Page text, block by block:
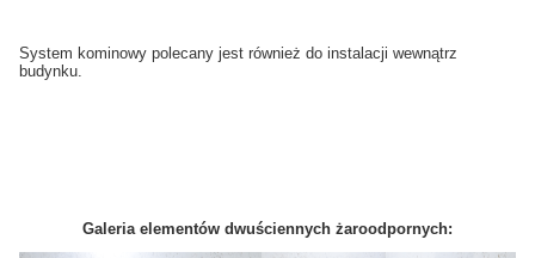
System kominowy polecany jest również do instalacji wewnątrz
budynku.
Galeria elementów dwuściennych żaroodpornych: